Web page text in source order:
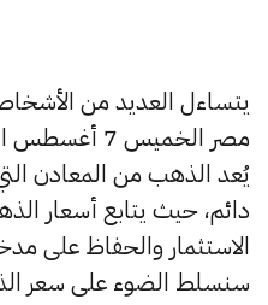
يتساءل العديد من
يُعد الذهب من المعادن
دائم، حيث يتابع أسعار
الاستثمار والحفاظ على
سنسلط الضوء على سعر